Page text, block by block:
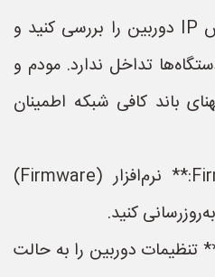
3. **بررسی شبکه:** آدرس IP دوربین را بررسی کنید و
تداخل ندارد. مودم و
باند کافی شبکه اطمینان
4. **به‌روزرسانی Firmware:** نرم‌افزار (Firmware)
کنید.
دوربین را به حالت